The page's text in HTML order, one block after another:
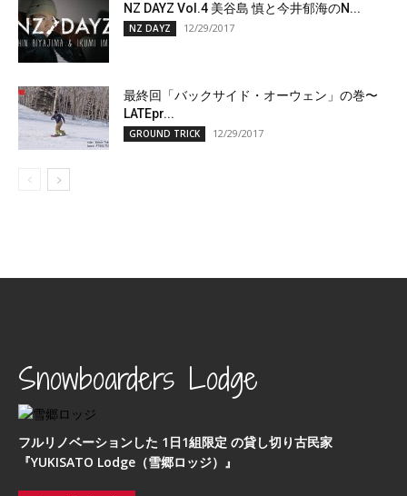
NZ DAYZ Vol.4 美谷島 慎と今井郁海のN...
NZ DAYZ 12/29/2017
最終回「バックサイド・オーウェン」の巻〜
LATEpr...
GROUND TRICK 12/29/2017
Snowboarders Lodge
フルリノベーションした 1日1組限定 の貸し切り古民家
『YUKISATO Lodge（雪郷ロッジ）』